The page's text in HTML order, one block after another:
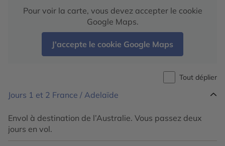
Pour voir la carte, vous devez accepter le cookie
Google Maps.
J'accepte le cookie Google Maps
Tout déplier
Jours 1 et 2 France / Adelaïde
Envol à destination de l’Australie. Vous passez deux
jours en vol.